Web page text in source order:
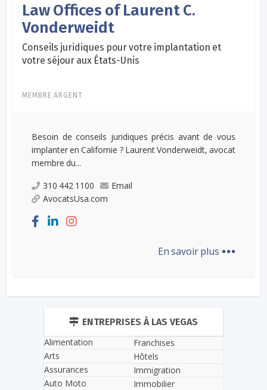
Law Offices of Laurent C.
Vonderweidt
Conseils juridiques pour votre implantation et
votre séjour aux États-Unis
MEMBRE ARGENT
Besoin de conseils juridiques précis avant de vous
implanter en Californie ? Laurent Vonderweidt, avocat
membre du...
310 442 1100
Email
AvocatsUsa.com
En savoir plus ...
ENTREPRISES À LAS VEGAS
Alimentation
Arts
Assurances
Auto Moto
Franchises
Hôtels
Immigration
Immobilier